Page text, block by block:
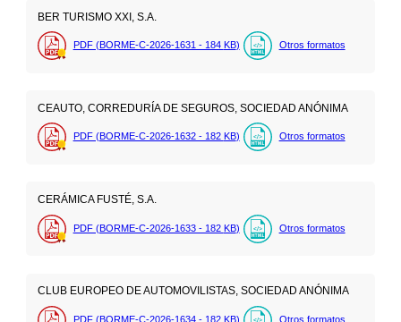
BER TURISMO XXI, S.A.
PDF (BORME-C-2026-1631 - 184 KB) Otros formatos
CEAUTO, CORREDURÍA DE SEGUROS, SOCIEDAD ANÓNIMA
PDF (BORME-C-2026-1632 - 182 KB) Otros formatos
CERÁMICA FUSTÉ, S.A.
PDF (BORME-C-2026-1633 - 182 KB) Otros formatos
CLUB EUROPEO DE AUTOMOVILISTAS, SOCIEDAD ANÓNIMA
PDF (BORME-C-2026-1634 - 182 KB) Otros formatos